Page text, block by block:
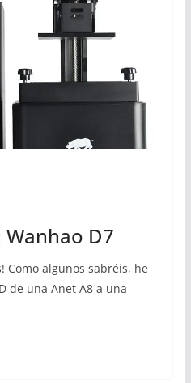
D7
Como algunos sabréis, he
de una Anet A8 a una